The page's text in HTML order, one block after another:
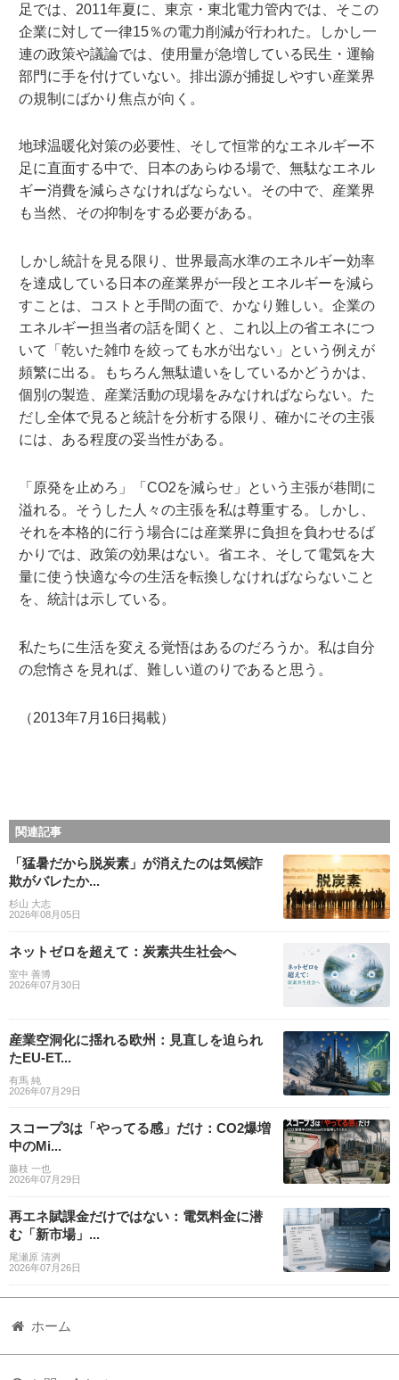
足では、2011年夏に、東京・東北電力管内では、そこの
企業に対して一律15％の電力削減が行われた。しかし一
連の政策や議論では、使用量が急増している民生・運輸
部門に手を付けていない。排出源が捕捉しやすい産業界
の規制にばかり焦点が向く。
地球温暖化対策の必要性、そして恒常的なエネルギー不
足に直面する中で、日本のあらゆる場で、無駄なエネル
ギー消費を減らさなければならない。その中で、産業界
も当然、その抑制をする必要がある。
しかし統計を見る限り、世界最高水準のエネルギー効率
を達成している日本の産業界が一段とエネルギーを減ら
すことは、コストと手間の面で、かなり難しい。企業の
エネルギー担当者の話を聞くと、これ以上の省エネにつ
いて「乾いた雑巾を絞っても水が出ない」という例えが
頻繁に出る。もちろん無駄遣いをしているかどうかは、
個別の製造、産業活動の現場をみなければならない。た
だし全体で見ると統計を分析する限り、確かにその主張
には、ある程度の妥当性がある。
「原発を止めろ」「CO2を減らせ」という主張が巷間に
溢れる。そうした人々の主張を私は尊重する。しかし、
それを本格的に行う場合には産業界に負担を負わせるば
かりでは、政策の効果はない。省エネ、そして電気を大
量に使う快適な今の生活を転換しなければならないこと
を、統計は示している。
私たちに生活を変える覚悟はあるのだろうか。私は自分
の怠惰さを見れば、難しい道のりであると思う。
（2013年7月16日掲載）
関連記事
「猛暑だから脱炭素」が消えたのは気候詐
欺がバレたか...
杉山 大志
2026年08月05日
ネットゼロを超えて：炭素共生社会へ
室中 善博
2026年07月30日
産業空洞化に揺れる欧州：見直しを迫られ
たEU-ET...
有馬 純
2026年07月29日
スコープ3は「やってる感」だけ：CO2爆増
中のMi...
藤枝 一也
2026年07月29日
再エネ賦課金だけではない：電気料金に潜
む「新市場」...
尾瀬原 清冽
2026年07月26日
ホーム